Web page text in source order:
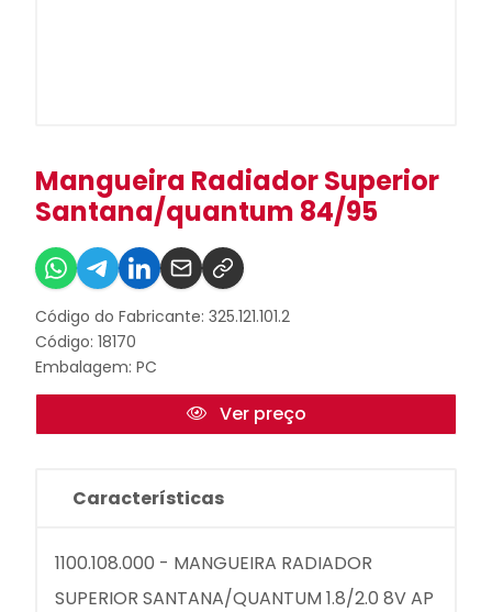
Mangueira Radiador Superior
Santana/quantum 84/95
Código do Fabricante: 325.121.101.2
Código: 18170
Embalagem: PC
Ver preço
Características
1100.108.000 - MANGUEIRA RADIADOR
SUPERIOR SANTANA/QUANTUM 1.8/2.0 8V AP